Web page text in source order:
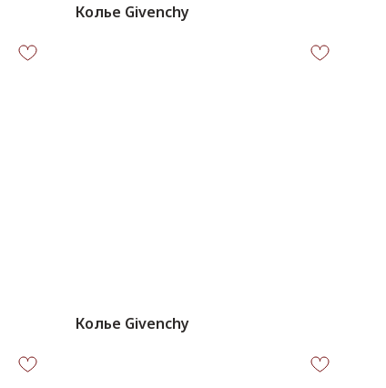
Колье Givenchy
Колье Givenchy